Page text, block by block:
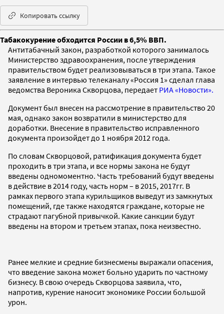
Копировать ссылку
Табакокурение обходится России в 6,5% ВВП.
Антитабачный закон, разработкой которого занималось
Министерство здравоохранения, после утверждения
правительством будет реализовываться в три этапа. Такое
заявление в интервью телеканалу «Россия 1» сделал глава
ведомства Вероника Скворцова, передает РИА «Новости».
Документ был внесен на рассмотрение в правительство 20
мая, однако закон возвратили в министерство для
доработки. Внесение в правительство исправленного
документа произойдет до 1 ноября 2012 года.
По словам Скворцовой, ратификация документа будет
проходить в три этапа, и все нормы закона не будут
введены одномоментно. Часть требований будут введены
в действие в 2014 году, часть норм – в 2015, 2017гг. В
рамках первого этапа курильщиков выведут из замкнутых
помещений, где также находятся граждане, которые не
страдают пагубной привычкой. Какие санкции будут
введены на втором и третьем этапах, пока неизвестно.
Ранее мелкие и средние бизнесмены выражали опасения,
что введение закона может больно ударить по частному
бизнесу. В свою очередь Скворцова заявила, что,
напротив, курение наносит экономике России большой
урон.